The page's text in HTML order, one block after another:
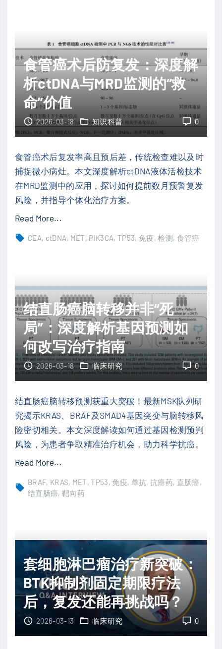
，
深
度
解
析
生
存
预
后
"
腺
癌
治
疗
新
突
破
液
体
活
检
揭
示
变
演
变
，
动
态
监
或
改
写
生
存
期
"
食管癌术后防复发：深度解
析ctDNA与MRD监测的“救
命”价值
0
2026-03-18 知识科普
食管癌术后复发率高且预后差，传统检查难以及时
捕捉微小病灶。本文深度解析ctDNA液体活检技术
在MRD监测中的应用，探讨如何提前数月预警复发
风险，并指导个体化治疗方案。
Read More..."
后
防
复
发
：
深
度
析
c
D
N
与
监
测
的
“
救
命
”
CEA ctDNA MET PIK3CA TP53 免疫 检测 食管癌
结直肠癌脑转移并非“死
局”：深度解析基因预测如
何改写治疗指南
0
2026-03-18 临床研究
结直肠癌脑转移预测获重大突破！最新MSK队列研
究揭示KRAS、BRAF及SMAD4基因突变与脑转移风
险密切相关。本文深度解读如何通过基因检测预判
风险，为患者争取精准治疗机会，助力科学抗癌。
Read More..."
直
转
移
并
非
“
死
局
BRAF KRAS MET TP53 免疫 单抗 抗癌药 直肠癌
结直肠癌 靶向药
套细胞淋巴瘤治疗新突破：
BTK抑制剂固定期限疗法
后，复发还能再挑战吗？
0
2026-03-13 临床研究